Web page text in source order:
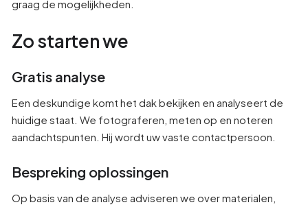
graag de mogelijkheden.
Zo starten we
Gratis analyse
Een deskundige komt het dak bekijken en analyseert de
huidige staat. We fotograferen, meten op en noteren
aandachtspunten. Hij wordt uw vaste contactpersoon.
Bespreking oplossingen
Op basis van de analyse adviseren we over materialen,